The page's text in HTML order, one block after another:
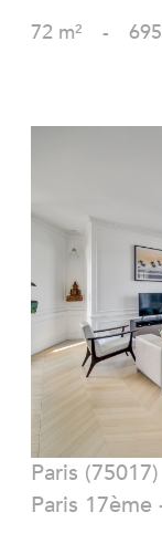
72 m² -
Paris (75017)
Paris